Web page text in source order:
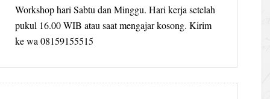
Workshop hari Sabtu dan Minggu. Hari kerja setelah
pukul 16.00 WIB atau saat mengajar kosong. Kirim
ke wa 08159155515